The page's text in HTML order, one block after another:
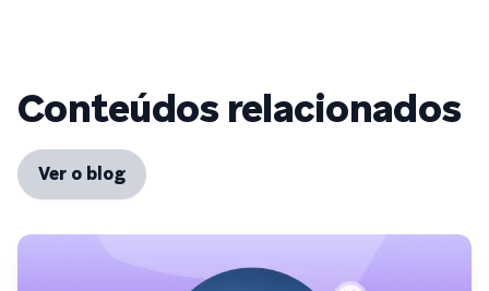
Conteúdos relacionados
Ver o blog